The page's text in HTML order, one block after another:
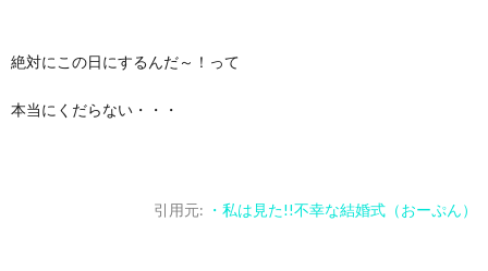
絶対にこの日にするんだ～！って
本当にくだらない・・・
引用元: ・私は見た!!不幸な結婚式（おーぷん）